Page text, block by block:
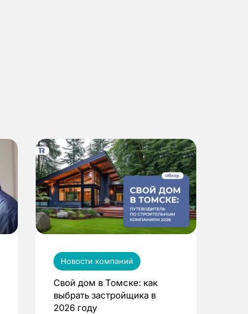
Новости компаний
Свой дом в Томске: как
выбрать застройщика в
2026 году